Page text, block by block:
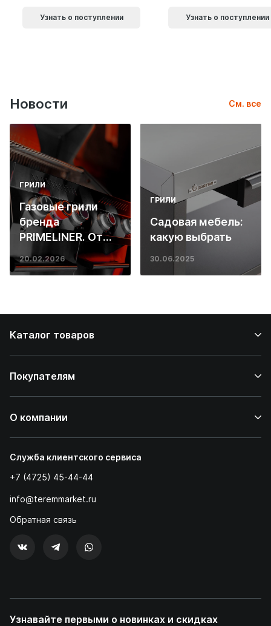
Узнать о поступлении Узнать о поступлении
Новости См. все
ГРИЛИ
Газовые грили
бренда
PRIMELINER. От
основ инженерии
до ресторанных
20.02.2026
ГРИЛИ
Садовая мебель:
какую выбрать
30.06.2025
Каталог товаров
Покупателям
О компании
Служба клиентского сервиса
+7 (4725) 45-44-44
info@teremmarket.ru
Обратная связь
Узнавайте первыми о новинках и скидках